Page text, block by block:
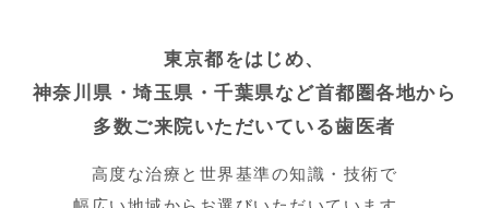
東京都をはじめ、
神奈川県・埼玉県・千葉県など首都圏各地から
多数ご来院いただいている歯医者
高度な治療と世界基準の知識・技術で